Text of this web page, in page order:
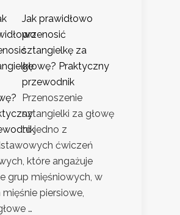
Jak prawidłowo
przenosić
sztangielkę za
głowę? Praktyczny
przewodnik
Przenoszenie
sztangielki za głowę
to jedno z
ćwiczeń
które angażuje
grup mięśniowych, w
piersiowe,
…